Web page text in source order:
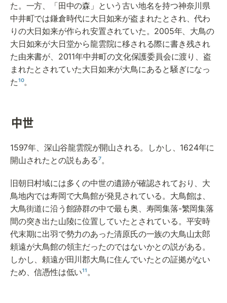
た。一方、「田中の森」という古い地名を持つ神奈川県
中井町では鎌倉時代に大日如来が盗まれたとされ、代わ
りの大日如来が作られ安置されていた。2005年、大鳥の
大日如来が大日堂から龍雲院に移される際に書き残され
た由来書が、2011年中井町の文化保護委員会に渡り、盗
まれたとされていた大日如来が大鳥にあると騒ぎになっ
た¹⁰。
中世
1597年、深山谷龍雲院が開山される。しかし、1624年に
開山されたとの説もある⁷。
旧朝日村域には多くの中世の遺跡が確認されており、大
鳥地内では寿岡で大鳥館が発見されている。大鳥館は、
大鳥街道に沿う館跡群の中で最も奥、寿岡集落-繁岡集落
間の突き出た山陵に位置していたとされている。平安時
代末期に出羽で勢力のあった清原氏の一族の大鳥山太郎
頼遠が大鳥館の領主だったのではないかとの説がある。
しかし、頼遠が田川郡大鳥に住んでいたとの証拠がない
ため、信憑性は低い¹¹。